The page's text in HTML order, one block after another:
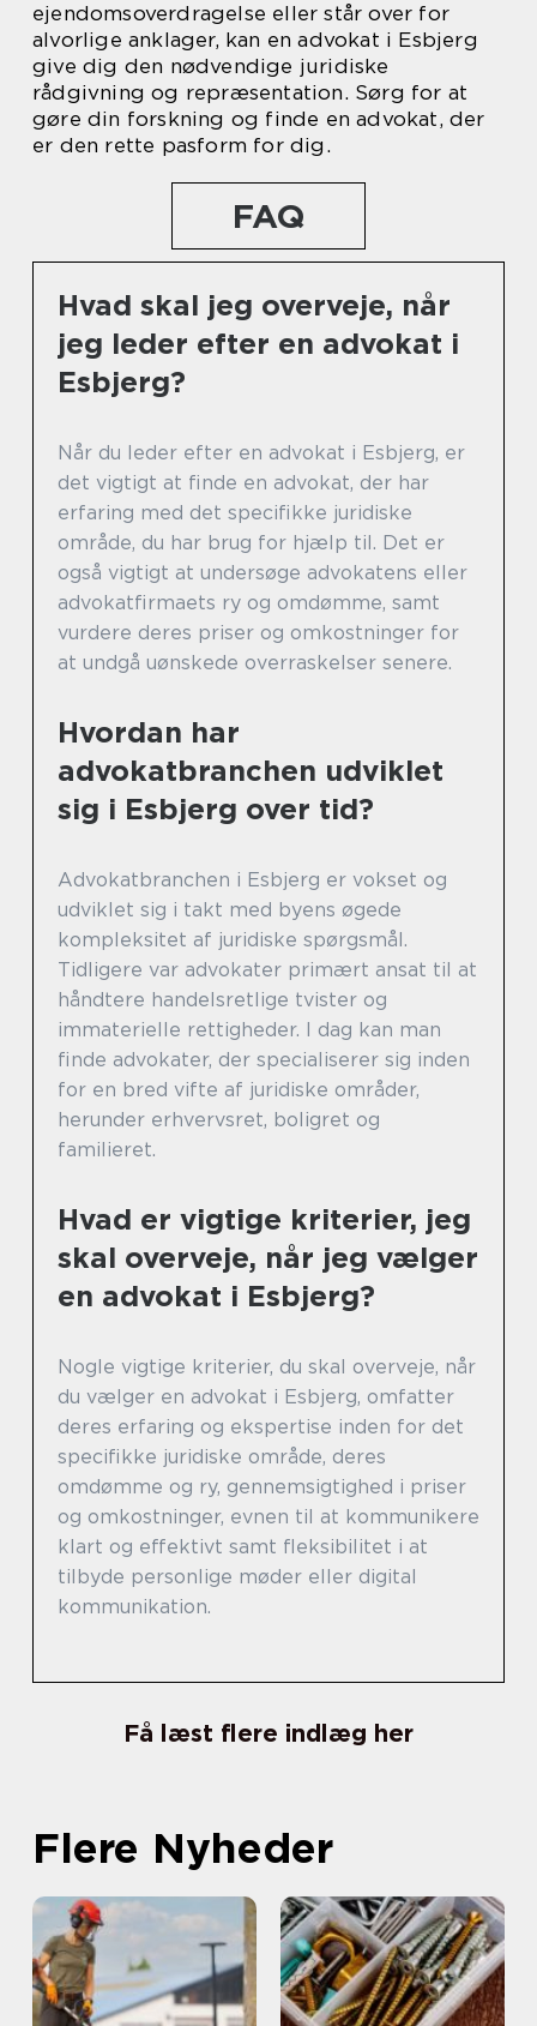
ejendomsoverdragelse eller står over for
alvorlige anklager, kan en advokat i Esbjerg
give dig den nødvendige juridiske
rådgivning og repræsentation. Sørg for at
gøre din forskning og finde en advokat, der
er den rette pasform for dig.
FAQ
Hvad skal jeg overveje, når
jeg leder efter en advokat i
Esbjerg?
Når du leder efter en advokat i Esbjerg, er
det vigtigt at finde en advokat, der har
erfaring med det specifikke juridiske
område, du har brug for hjælp til. Det er
også vigtigt at undersøge advokatens eller
advokatfirmaets ry og omdømme, samt
vurdere deres priser og omkostninger for
at undgå uønskede overraskelser senere.
Hvordan har
advokatbranchen udviklet
sig i Esbjerg over tid?
Advokatbranchen i Esbjerg er vokset og
udviklet sig i takt med byens øgede
kompleksitet af juridiske spørgsmål.
Tidligere var advokater primært ansat til at
håndtere handelsretlige tvister og
immaterielle rettigheder. I dag kan man
finde advokater, der specialiserer sig inden
for en bred vifte af juridiske områder,
herunder erhvervsret, boligret og
familieret.
Hvad er vigtige kriterier, jeg
skal overveje, når jeg vælger
en advokat i Esbjerg?
Nogle vigtige kriterier, du skal overveje, når
du vælger en advokat i Esbjerg, omfatter
deres erfaring og ekspertise inden for det
specifikke juridiske område, deres
omdømme og ry, gennemsigtighed i priser
og omkostninger, evnen til at kommunikere
klart og effektivt samt fleksibilitet i at
tilbyde personlige møder eller digital
kommunikation.
Få læst flere indlæg her
Flere Nyheder